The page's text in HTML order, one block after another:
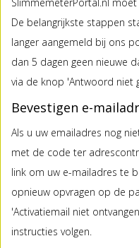
De belangrijkste stappen
langer aangemeld bij ons
dan 5 dagen geen nieuwe
via de knop 'Antwoord niet
Bevestigen e-
Als u uw emailadres nog
met de code ter
link om uw e-mailadres te
opnieuw opvragen op de
'Activatiemail niet
instructies volgen.